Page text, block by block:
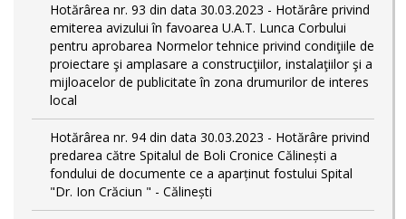
Hotărârea nr. 93 din data 30.03.2023 - Hotărâre privind
emiterea avizului în favoarea U.A.T. Lunca Corbului
pentru aprobarea Normelor tehnice privind condiţiile de
proiectare şi amplasare a construcţiilor, instalaţiilor şi a
mijloacelor de publicitate în zona drumurilor de interes
local
Hotărârea nr. 94 din data 30.03.2023 - Hotărâre privind
predarea către Spitalul de Boli Cronice Călinești a
fondului de documente ce a aparținut fostului Spital
"Dr. Ion Crăciun " - Călinești